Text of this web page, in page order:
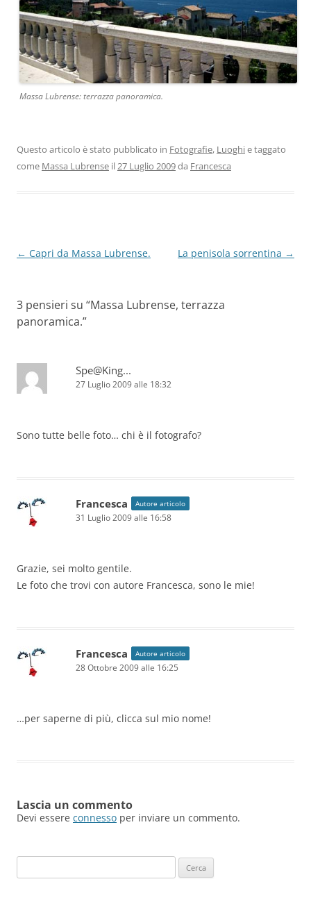
Massa Lubrense: terrazza panoramica.
Questo articolo è stato pubblicato in Fotografie, Luoghie taggato
come Massa Lubrense il27 Luglio 2009da Francesca
Navigazione
← Capri da Massa Lubrense. La penisola sorrentina →
3 pensieri su “Massa Lubrense, terrazza
panoramica.”
Spe@King...
27 Luglio 2009 alle 18:32
Sono tutte belle foto… chi è il fotografo?
Francesca Autore articolo
31 Luglio 2009 alle 16:58
Grazie, sei molto gentile.
Le foto che trovi con autore Francesca, sono le mie!
Francesca Autore articolo
28 Ottobre 2009 alle 16:25
…per saperne di più, clicca sul mio nome!
Lascia un commento
Devi essere connesso per inviare un commento.
per: